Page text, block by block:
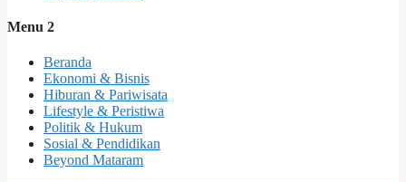
Menu 2
Beranda
Ekonomi & Bisnis
Hiburan & Pariwisata
Lifestyle & Peristiwa
Politik & Hukum
Sosial & Pendidikan
Beyond Mataram